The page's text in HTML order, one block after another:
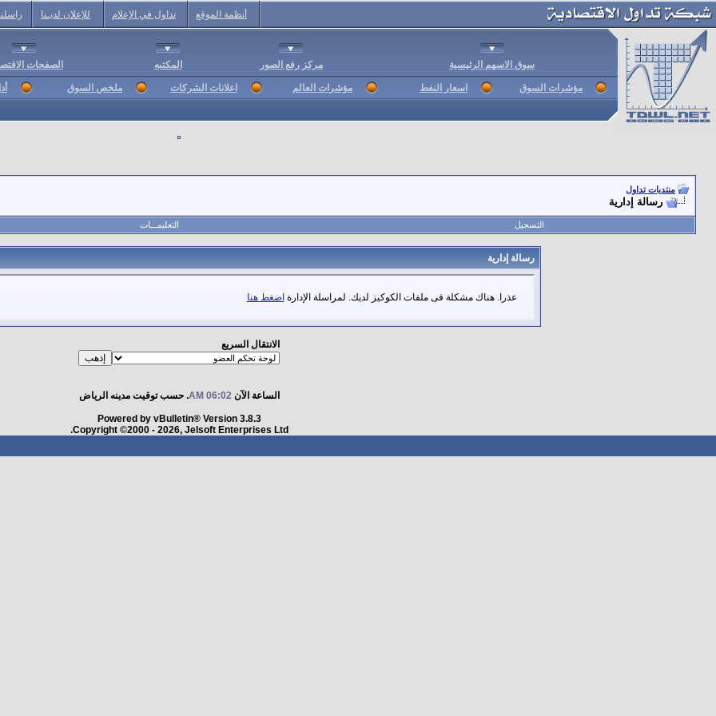
أنظمة الموقع تداول في الإعلام للإعلان لديـنا
سوق الاسهم الرئيسية مركز رفع الصور المكتبه الصفحات
مؤشرات السوق اسعار النفط مؤشرات العالم اعلانات الشركات ملخص السوق
منتديات تداول
رسالة إدارية
التسجيل التعليمـــات
رسالة إدارية
عذرا. هناك مشكلة فى ملفات الكوكيز لديك. لمراسلة الإدارة اضغط هنا
الانتقال السريع
الساعة الآن06:02 AM . حسب توقيت مدينه الرياض
Powered by vBulletin® Version 3.8.3
Copyright ©2000 - 2026, Jelsoft Enterprises Ltd.